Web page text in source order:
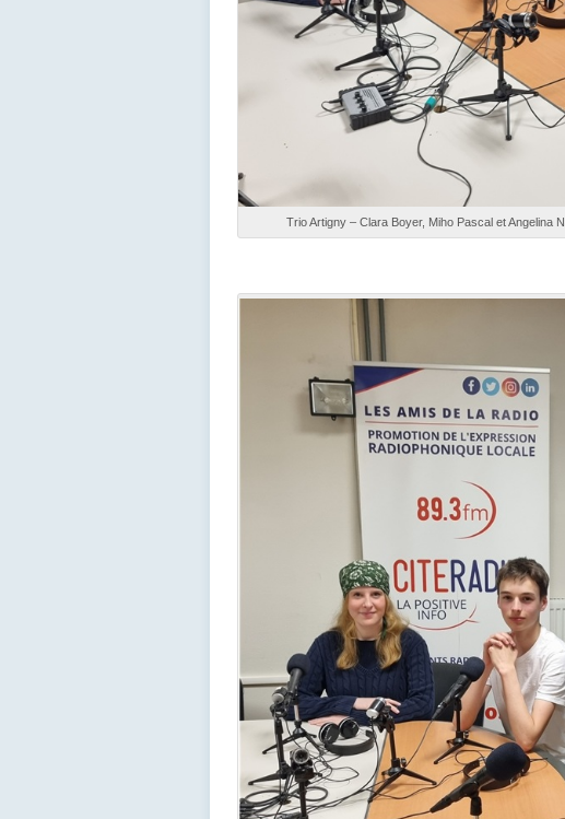
Trio Artigny – Clara Boyer, Miho Pascal et Angelina